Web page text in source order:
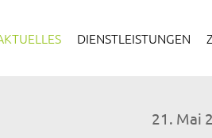
DIENSTLEISTUNGEN
21. Mai